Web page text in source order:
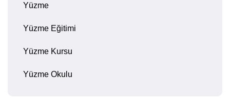
Yüzme
Yüzme Eğitimi
Yüzme Kursu
Yüzme Okulu